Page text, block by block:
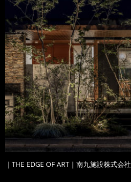
｜THE EDGE OF ART｜南九施設株式会社